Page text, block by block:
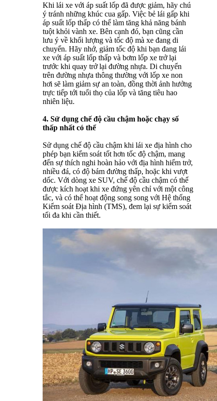
Khi lái xe với áp suất lốp đã được giảm, hãy chú
ý tránh những khúc cua gấp. Việc bẻ lái gấp khi
áp suất lốp thấp có thể làm tăng khả năng bánh
tuột khỏi vành xe. Bên cạnh đó, bạn cũng cần
lưu ý về khối lượng và tốc độ mà xe đang di
chuyển. Hãy nhớ, giảm tốc độ khi bạn đang lái
xe với áp suất lốp thấp và bơm lốp xe trở lại
trước khi quay trở lại đường nhựa. Di chuyển
trên đường nhựa thông thường với lốp xe non
hơi sẽ làm giảm sự an toàn, đồng thời ảnh hưởng
trực tiếp tới tuổi thọ của lốp và tăng tiêu hao
nhiên liệu.
4. Sử dụng chế độ cầu chậm hoặc chạy số
thấp nhất có thể
Sử dụng chế độ cầu chậm khi lái xe địa hình cho
phép bạn kiểm soát tốt hơn tốc độ chậm, mang
đến sự thích nghi hoàn hảo với địa hình hiểm trở,
nhiều đá, có độ bám đường thấp, hoặc khi vượt
dốc. Với dòng xe SUV, chế độ cầu chậm có thể
được kích hoạt khi xe đứng yên chỉ với một công
tắc, và có thể hoạt động song song với Hệ thống
Kiểm soát Địa hình (TMS), đem lại sự kiểm soát
tối đa khi cần thiết.